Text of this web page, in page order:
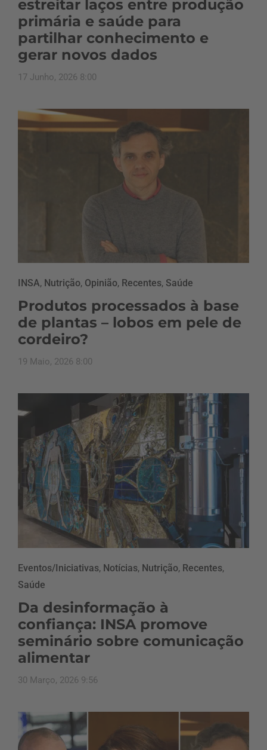
estreitar laços entre produção
primária e saúde para
partilhar conhecimento e
gerar novos dados
17 Junho, 2026 8:00
INSA, Nutrição, Opinião, Recentes, Saúde
Produtos processados à base
de plantas – lobos em pele de
cordeiro?
19 Maio, 2026 8:00
Eventos/Iniciativas, Notícias, Nutrição, Recentes,
Saúde
Da desinformação à
confiança: INSA promove
seminário sobre comunicação
alimentar
30 Março, 2026 9:56